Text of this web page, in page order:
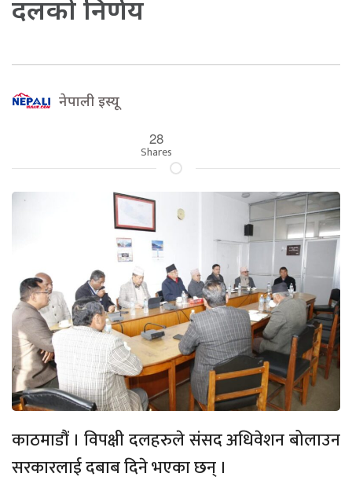
दलको निर्णय
नेपाली इस्यू
28
Shares
काठमाडौं । विपक्षी दलहरुले संसद अधिवेशन बोलाउन
सरकारलाई दबाब दिने भएका छन् ।